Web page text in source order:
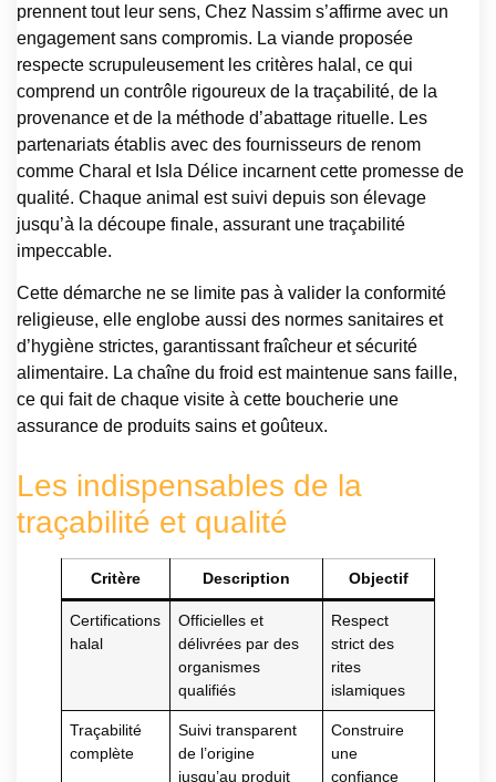
prennent tout leur sens, Chez Nassim s’affirme avec un
engagement sans compromis. La viande proposée
respecte scrupuleusement les critères halal, ce qui
comprend un contrôle rigoureux de la traçabilité, de la
provenance et de la méthode d’abattage rituelle. Les
partenariats établis avec des fournisseurs de renom
comme Charal et Isla Délice incarnent cette promesse de
qualité. Chaque animal est suivi depuis son élevage
jusqu’à la découpe finale, assurant une traçabilité
impeccable.
Cette démarche ne se limite pas à valider la conformité
religieuse, elle englobe aussi des normes sanitaires et
d’hygiène strictes, garantissant fraîcheur et sécurité
alimentaire. La chaîne du froid est maintenue sans faille,
ce qui fait de chaque visite à cette boucherie une
assurance de produits sains et goûteux.
Les indispensables de la
traçabilité et qualité
Critère Description Objectif
Certifications
halal
Officielles et
délivrées par des
organismes
qualifiés
Respect
strict des
rites
islamiques
Traçabilité
complète
Suivi transparent
de l’origine
jusqu’au produit
Construire
une
confiance